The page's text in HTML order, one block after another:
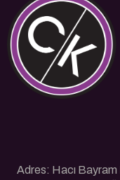
Adres: Hacı